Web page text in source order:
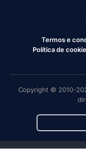
Termos e
Política de
Copyright © 2010-